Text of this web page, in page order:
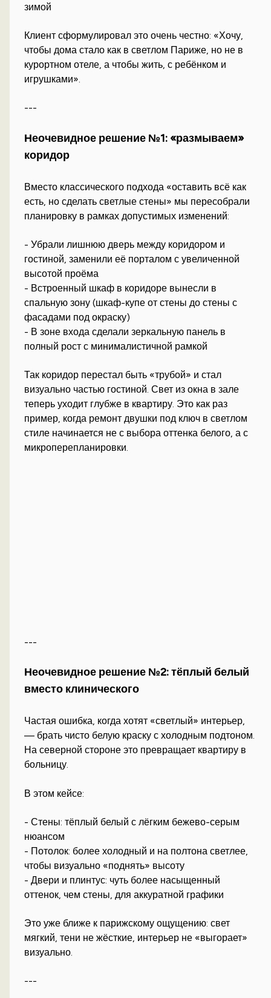
зимой
Клиент сформулировал это очень честно: «Хочу,
чтобы дома стало как в светлом Париже, но не в
курортном отеле, а чтобы жить, с ребёнком и
игрушками».
---
Неочевидное решение №1: «размываем»
коридор
Вместо классического подхода «оставить всё как
есть, но сделать светлые стены» мы пересобрали
планировку в рамках допустимых изменений:
- Убрали лишнюю дверь между коридором и
гостиной, заменили её порталом с увеличенной
высотой проёма
- Встроенный шкаф в коридоре вынесли в
спальную зону (шкаф-купе от стены до стены с
фасадами под окраску)
- В зоне входа сделали зеркальную панель в
полный рост с минималистичной рамкой
Так коридор перестал быть «трубой» и стал
визуально частью гостиной. Свет из окна в зале
теперь уходит глубже в квартиру. Это как раз
пример, когда ремонт двушки под ключ в светлом
стиле начинается не с выбора оттенка белого, а с
микроперепланировки.
---
Неочевидное решение №2: тёплый белый
вместо клинического
Частая ошибка, когда хотят «светлый» интерьер,
— брать чисто белую краску с холодным подтоном.
На северной стороне это превращает квартиру в
больницу.
В этом кейсе:
- Стены: тёплый белый с лёгким бежево-серым
нюансом
- Потолок: более холодный и на полтона светлее,
чтобы визуально «поднять» высоту
- Двери и плинтус: чуть более насыщенный
оттенок, чем стены, для аккуратной графики
Это уже ближе к парижскому ощущению: свет
мягкий, тени не жёсткие, интерьер не «выгорает»
визуально.
---